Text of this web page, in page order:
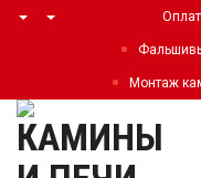
Монтаж